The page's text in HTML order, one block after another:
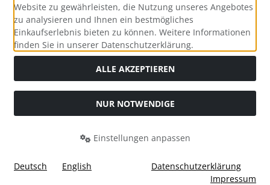
Alle Preise inkl. gesetzl. MwSt. zzgl.Versandkosten
durchgestrichenen Preise entsprechen dem bisherigen Preis
Tushita PaperArt GmbH © 2026 | Template © 2026 by Karl
ialla eCommerce Shopsoftware © 2006 -2026
Website zu gewährleisten, die Nutzung unseres Angebotes
zu analysieren und Ihnen ein bestmögliches
Einkaufserlebnis bieten zu können. Weitere Informationen
finden Sie in unserer Datenschutzerklärung.
ALLE AKZEPTIEREN
NUR NOTWENDIGE
Einstellungen anpassen
Deutsch English
Datenschutzerklärung
Impressum